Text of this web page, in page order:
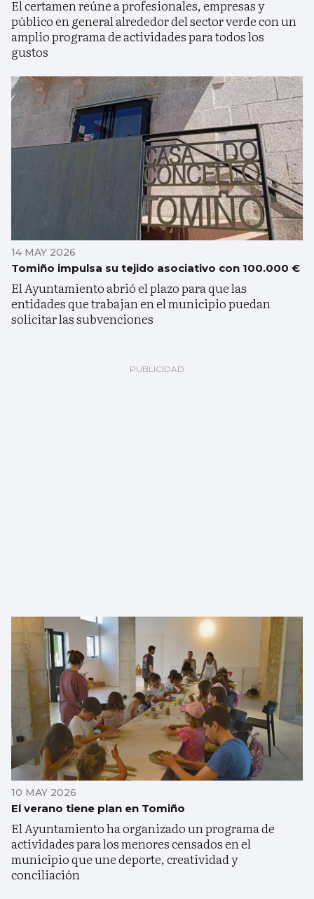
El certamen reúne a profesionales, empresas y
público en general alrededor del sector verde con un
amplio programa de actividades para todos los
gustos
14 MAY 2026
Tomiño impulsa su tejido asociativo con 100.000 €
El Ayuntamiento abrió el plazo para que las
entidades que trabajan en el municipio puedan
solicitar las subvenciones
10 MAY 2026
El verano tiene plan en Tomiño
El Ayuntamiento ha organizado un programa de
actividades para los menores censados en el
municipio que une deporte, creatividad y
conciliación